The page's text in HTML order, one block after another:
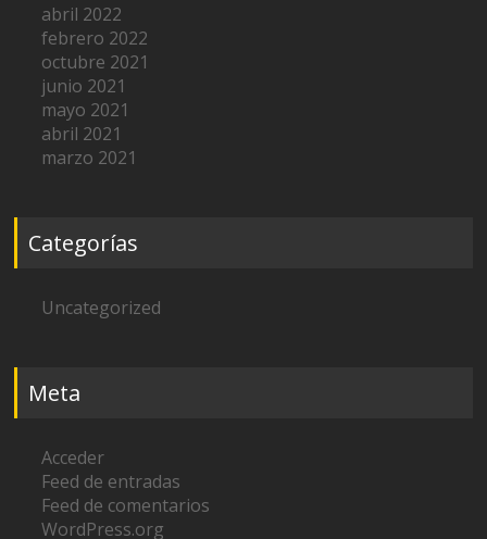
abril 2022
febrero 2022
octubre 2021
junio 2021
mayo 2021
abril 2021
marzo 2021
Categorías
Uncategorized
Meta
Acceder
Feed de entradas
Feed de comentarios
WordPress.org